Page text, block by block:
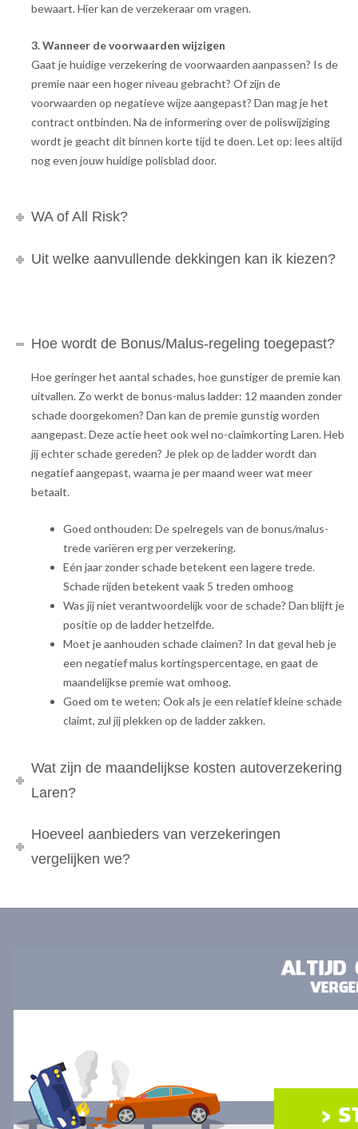
bewaart. Hier kan de verzekeraar om vragen.
3. Wanneer de voorwaarden wijzigen
Gaat je huidige verzekering de voorwaarden aanpassen? Is de
premie naar een hoger niveau gebracht? Of zijn de
voorwaarden op negatieve wijze aangepast? Dan mag je het
contract ontbinden. Na de informering over de poliswijziging
wordt je geacht dit binnen korte tijd te doen. Let op: lees altijd
nog even jouw huidige polisblad door.
WA of All Risk?
Uit welke aanvullende dekkingen kan ik kiezen?
Hoe wordt de Bonus/Malus-regeling toegepast?
Hoe geringer het aantal schades, hoe gunstiger de premie kan
uitvallen. Zo werkt de bonus-malus ladder: 12 maanden zonder
schade doorgekomen? Dan kan de premie gunstig worden
aangepast. Deze actie heet ook wel no-claimkorting Laren. Heb
jij echter schade gereden? Je plek op de ladder wordt dan
negatief aangepast, waarna je per maand weer wat meer
betaalt.
Goed onthouden: De spelregels van de bonus/malus-
trede variëren erg per verzekering.
Eén jaar zonder schade betekent een lagere trede.
Schade rijden betekent vaak 5 treden omhoog
Was jij niet verantwoordelijk voor de schade? Dan blijft je
positie op de ladder hetzelfde.
Moet je aanhouden schade claimen? In dat geval heb je
een negatief malus kortingspercentage, en gaat de
maandelijkse premie wat omhoog.
Goed om te weten: Ook als je een relatief kleine schade
claimt, zul jij plekken op de ladder zakken.
Wat zijn de maandelijkse kosten autoverzekering
Laren?
Hoeveel aanbieders van verzekeringen
vergelijken we?